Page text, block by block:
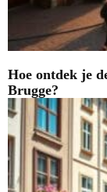
Hoe ontdek je
Brugge?